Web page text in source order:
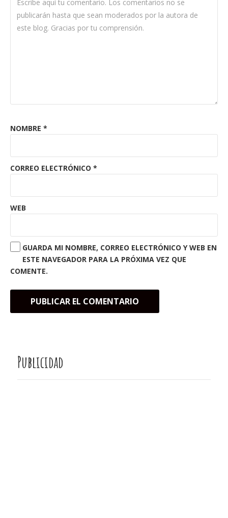
NOMBRE *
CORREO ELECTRÓNICO *
WEB
GUARDA MI NOMBRE, CORREO ELECTRÓNICO Y WEB EN
ESTE NAVEGADOR PARA LA PRÓXIMA VEZ QUE
COMENTE.
Publicidad